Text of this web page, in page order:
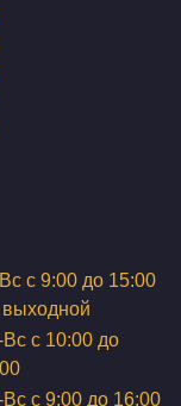
с 9:00 до 15:00
с 10:00 до
с 9:00 до 16:00